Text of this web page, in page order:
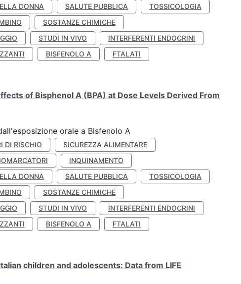
DONNA SALUTE PUBBLICA
TOSSICOLOGIA
SOSTANZE CHIMICHE
STUDI IN VIVO
INTERFERENTI ENDOCRINI
BISFENOLO A
FTALATI
of Bisphenol A (BPA) at Dose Levels Derived From
orale a Bisfenolo A
DI RISCHIO
SICUREZZA ALIMENTARE
INQUINAMENTO
DONNA SALUTE PUBBLICA
TOSSICOLOGIA
SOSTANZE CHIMICHE
STUDI IN VIVO
INTERFERENTI ENDOCRINI
BISFENOLO A
FTALATI
children and adolescents: Data from LIFE